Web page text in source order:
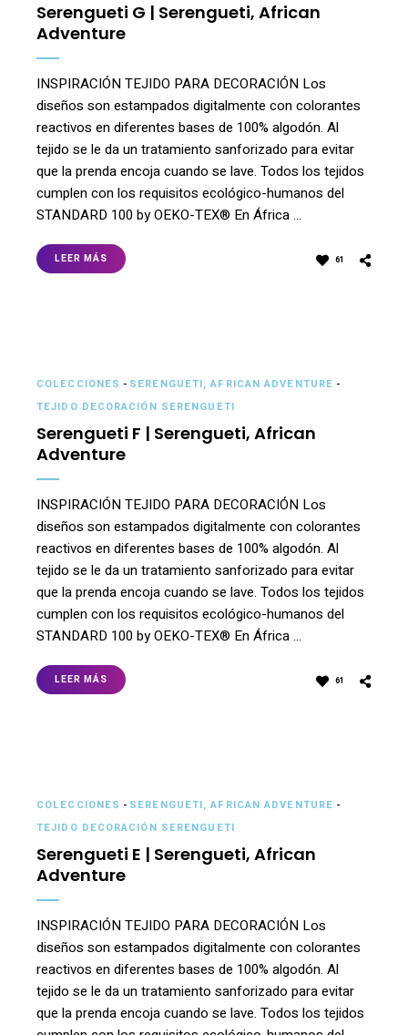
Serengueti G | Serengueti, African
Adventure
INSPIRACIÓN TEJIDO PARA DECORACIÓN Los
diseños son estampados digitalmente con colorantes
reactivos en diferentes bases de 100% algodón. Al
tejido se le da un tratamiento sanforizado para evitar
que la prenda encoja cuando se lave. Todos los tejidos
cumplen con los requisitos ecológico-humanos del
STANDARD 100 by OEKO-TEX® En África …
LEER MÁS 61
COLECCIONES - SERENGUETI, AFRICAN ADVENTURE -
TEJIDO DECORACIÓN SERENGUETI
Serengueti F | Serengueti, African
Adventure
INSPIRACIÓN TEJIDO PARA DECORACIÓN Los
diseños son estampados digitalmente con colorantes
reactivos en diferentes bases de 100% algodón. Al
tejido se le da un tratamiento sanforizado para evitar
que la prenda encoja cuando se lave. Todos los tejidos
cumplen con los requisitos ecológico-humanos del
STANDARD 100 by OEKO-TEX® En África …
LEER MÁS 61
COLECCIONES - SERENGUETI, AFRICAN ADVENTURE -
TEJIDO DECORACIÓN SERENGUETI
Serengueti E | Serengueti, African
Adventure
INSPIRACIÓN TEJIDO PARA DECORACIÓN Los
diseños son estampados digitalmente con colorantes
reactivos en diferentes bases de 100% algodón. Al
tejido se le da un tratamiento sanforizado para evitar
que la prenda encoja cuando se lave. Todos los tejidos